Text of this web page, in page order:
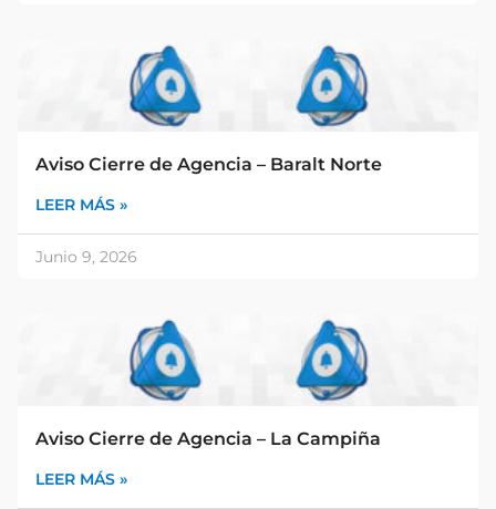
Aviso Cierre de Agencia – Baralt Norte
LEER MÁS »
Junio 9, 2026
Aviso Cierre de Agencia – La Campiña
LEER MÁS »